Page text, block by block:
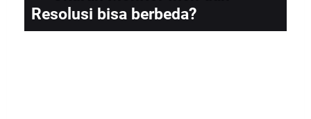
Resolusi bisa berbeda?